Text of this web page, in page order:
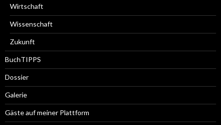
Wirtschaft
Wissenschaft
Zukunft
BuchTIPPS
Dossier
Galerie
Gäste auf meiner Plattform